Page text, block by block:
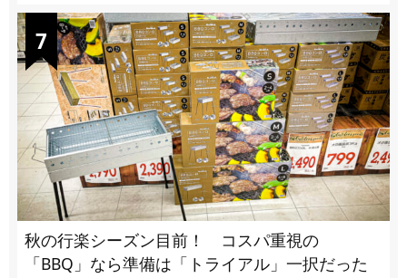
秋の行楽シーズン目前！ コスパ重視の
「BBQ」なら準備は「トライアル」一択だった